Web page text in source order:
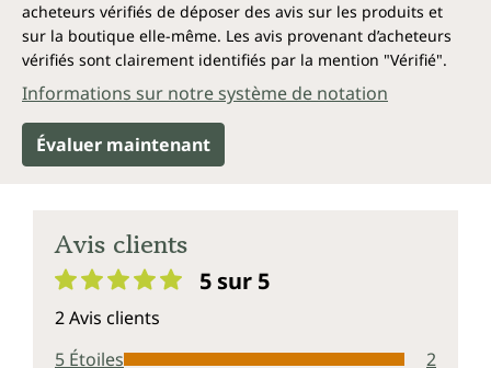
acheteurs vérifiés de déposer des avis sur les produits et
sur la boutique elle-même. Les avis provenant d’acheteurs
vérifiés sont clairement identifiés par la mention "Vérifié".
Informations sur notre système de notation
Évaluer maintenant
Avis clients
5 sur 5
2 Avis clients
5 Étoiles
2